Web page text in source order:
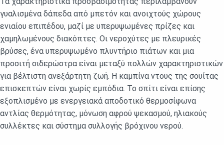
γυαλισμένα δάπεδα από μπετόν και ανοιχτούς χώρους
ενιαίου επιπέδου, μαζί με υπερυψωμένες πρίζες και
χαμηλωμένους διακόπτες. Οι νεροχύτες με πλευρικές
βρύσες, ένα υπερυψωμένο πλυντήριο πιάτων και μια
προσιτή σιδερώστρα είναι μεταξύ πολλών χαρακτηριστικών
για βέλτιστη ανεξάρτητη ζωή. Η καμπίνα ντους της σουίτας
επισκεπτών είναι χωρίς εμπόδια. Το σπίτι είναι επίσης
εξοπλισμένο με ενεργειακά αποδοτικό θερμοσίφωνα
αντλίας θερμότητας, μόνωση αφρού ψεκασμού, ηλιακούς
συλλέκτες και σύστημα συλλογής βρόχινου νερού.